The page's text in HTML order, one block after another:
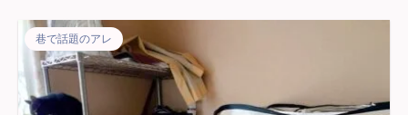
巷で話題のアレ